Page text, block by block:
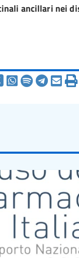
ancillari nei